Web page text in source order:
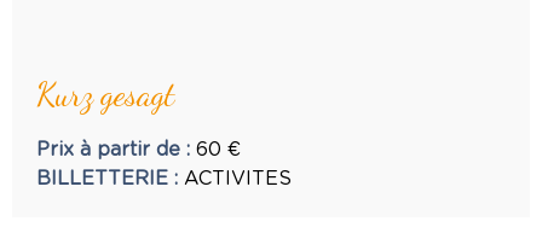
Kurz gesagt
Prix à partir de : 60 €
BILLETTERIE : ACTIVITES